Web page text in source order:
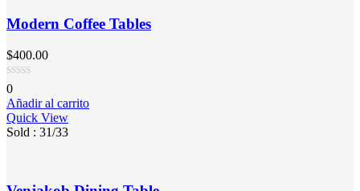
Modern Coffee Tables
$400.00
0
Añadir al carrito
Quick View
Sold : 31/33